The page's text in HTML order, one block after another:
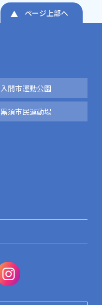
ページ上部へ
入間市運動公園
黒須市民運動場